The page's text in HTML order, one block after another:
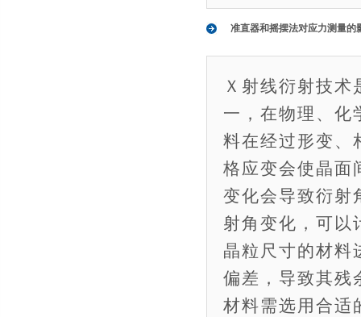
准直器和摇摆法对应力测量的
Ｘ射线衍射技
一，在物理、化
料在经过形变、
格应变会使晶面
变化会导致衍射
射角变化，可以
晶粒尺寸的材料
偏差，导致其残
材料需选用合适